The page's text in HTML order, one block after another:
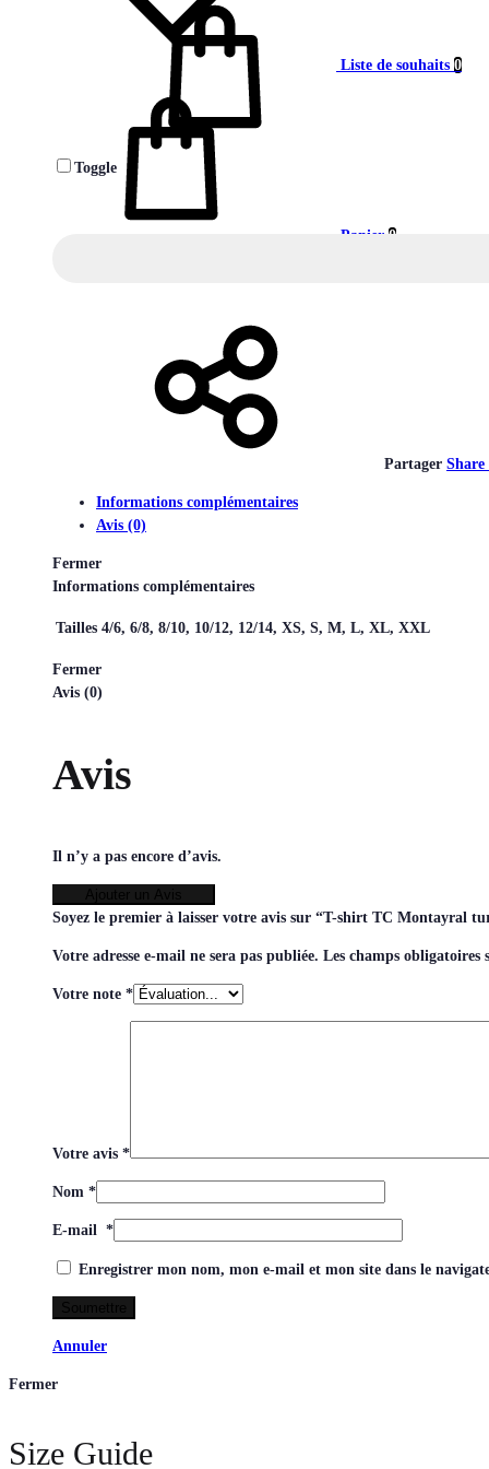
Liste de souhaits 0
Panier 0
Toggle
Partager Share
Informations complémentaires
Avis (0)
Fermer
Informations complémentaires
Tailles 4/6, 6/8, 8/10, 10/12, 12/14, XS, S, M, L, XL, XXL
Fermer
Avis (0)
Avis
Il n’y a pas encore d’avis.
Soyez le premier à laisser votre avis sur “T-shirt TC Montayral
Votre adresse e-mail ne sera pas publiée. Les champs obligatoires
Votre note *
Votre avis *
Nom *
E-mail *
Enregistrer mon nom, mon e-mail et mon site dans le
Annuler
Fermer
Size Guide